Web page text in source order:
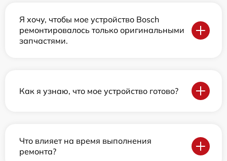
Я хочу, чтобы мое устройство Bosch
ремонтировалось только оригинальными
запчастями.
Как я узнаю, что мое устройство готово?
Что влияет на время выполнения
ремонта?